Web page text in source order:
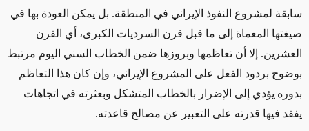
سابقة لمشروع النفوذ الإيراني في المنطقة. بل يمكن العودة بها في
صيغتها المعماة إلى ما قبل قرن السرديات الكبرى، أي القرن
العشرين. إلا أن تعاظمها وبروزها ضمن الخطاب السني اليوم مرتبط
بوضوح بردود الفعل على المشروع الإيراني، وإن كان هذا التعاظم
بدوره يؤدي إلى الإضرار بالخطاب المتشكل وبعثرته في اتجاهات
يفقد فيها قدرته على التعبير عن مصالح قاعدته.